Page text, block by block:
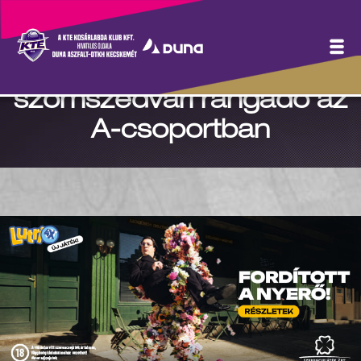
Heti menetrend: Hazai
pályán az U23,
szomszédvári rangadó az
A-csoportban